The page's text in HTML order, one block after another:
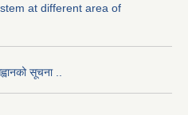
at different area of
सूचना ..